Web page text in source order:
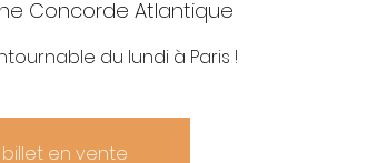
Concorde Atlantique
du lundi à Paris !
en vente